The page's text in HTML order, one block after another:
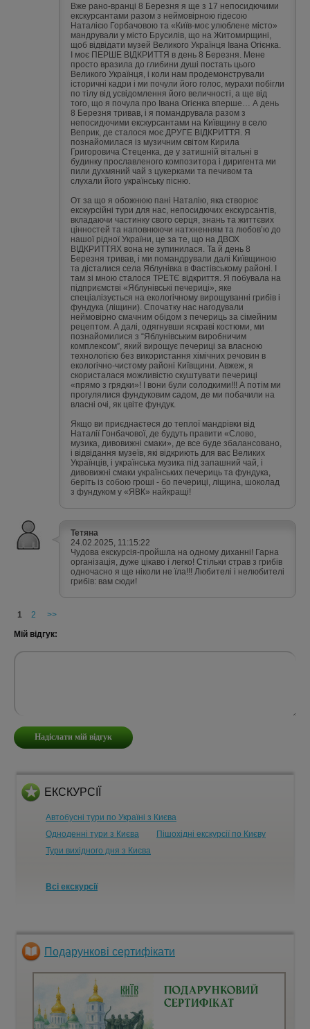
Вже рано-вранці 8 Березня я ще з 17 непосидючими
екскурсантами разом з неймовірною гідесою
Наталією Горбачовою та «Київ-моє улюблене місто»
мандрували у місто Брусилів, що на Житомирщині,
щоб відвідати музей Великого Українця Івана Огієнка.
І моє ПЕРШЕ ВІДКРИТТЯ в день 8 Березня. Мене
просто вразила до глибини душі постать цього
Великого Українця, і коли нам продемонстрували
історичні кадри і ми почули його голос, мурахи побігли
по тілу від усвідомлення його величності, а ще від
того, що я почула про Івана Огієнка вперше… А день
8 Березня тривав, і я помандрувала разом з
непосидючими екскурсантами на Київщину в село
Веприк, де сталося моє ДРУГЕ ВІДКРИТТЯ. Я
познайомилася із музичним світом Кирила
Григоровича Стеценка, де у затишній вітальні в
будинку прославленого композитора і диригента ми
пили духмяний чай з цукерками та печивом та
слухали його українську пісню.
От за що я обожнюю пані Наталію, яка створює
екскурсійні тури для нас, непосидючих екскурсантів,
вкладаючи частинку свого серця, знань та життєвих
цінностей та наповнюючи натхненням та любов’ю до
нашої рідної України, це за те, що на ДВОХ
ВІДКРИТТЯХ вона не зупинилася. Та й день 8
Березня тривав, і ми помандрували далі Київщиною
та дісталися села Яблунівка в Фастівському районі. І
там зі мною сталося ТРЕТЄ відкриття. Я побувала на
підприємстві «Яблунівські печериці», яке
спеціалізується на екологічному вирощуванні грибів і
фундука (ліщини). Спочатку нас нагодували
неймовірно смачним обідом з печериць за сімейним
рецептом. А далі, одягнувши яскраві костюми, ми
познайомилися з “Яблунівським виробничим
комплексом”, який вирощує печериці за власною
технологією без використання хімічних речовин в
екологічно-чистому районі Київщини. Авжеж, я
скористалася можливістю скуштувати печериці
«прямо з грядки»! І вони були солодкими!!! А потім ми
прогулялися фундуковим садом, де ми побачили на
власні очі, як цвіте фундук.
Якщо ви приєднаєтеся до теплої мандрівки від
Наталії Гонбачової, де будуть правити «Слово,
музика, дивовижні смаки», де все буде збалансовано,
і відвідання музеїв, які відкриють для вас Великих
Українців, і українська музика під запашний чай, і
дивовижні смаки українських печериць та фундука,
беріть із собою гроші - бо печериці, ліщина, шоколад
з фундуком у «ЯВК» найкращі!
Тетяна
24.02.2025, 11:15:22
Чудова екскурсія-пройшла на одному диханні! Гарна
організація, дуже цікаво і легко! Стільки страв з грибів
одночасно я ще ніколи не їла!!! Любителі і нелюбителі
грибів: вам сюди!
1 2
>>
Мій відгук:
ЕКСКУРСІЇ
Автобусні тури по Україні з Києва
Одноденні тури з Києва
Пішохідні екскурсії по Києву
Тури вихідного дня з Києва
Всі екскурсії
Подарункові сертифікати